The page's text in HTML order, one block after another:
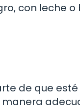
con leche o
de que
manera